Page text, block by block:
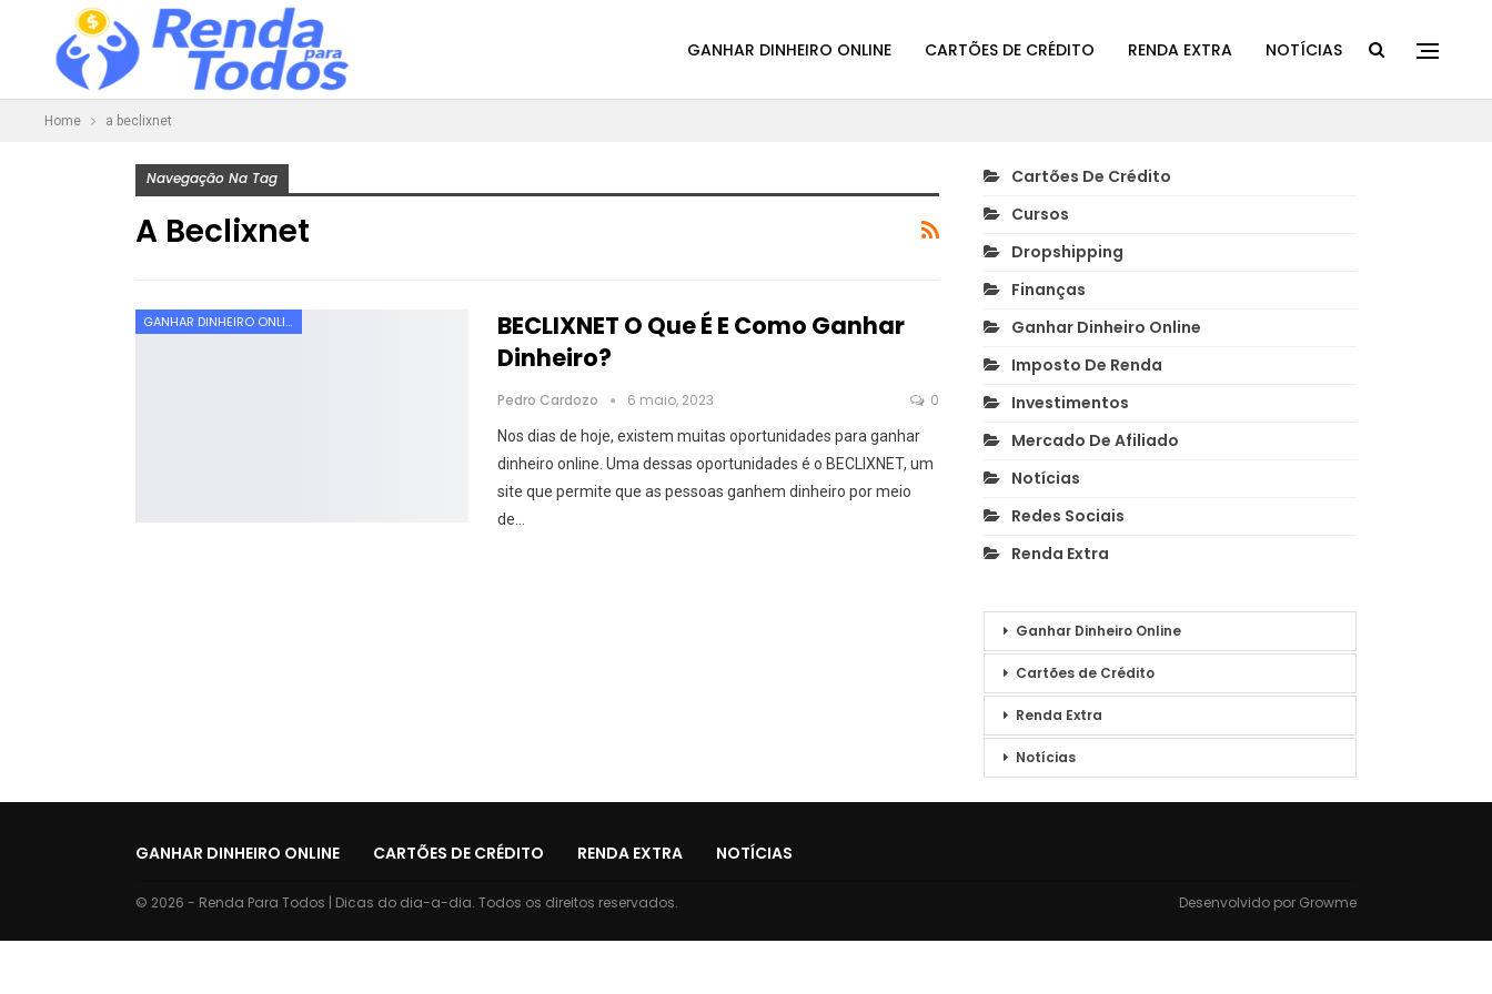
GANHAR DINHEIRO ONLINE CARTÕES DE CRÉDITO RENDA EXTRA NOTÍCIAS
Home a beclixnet
Navegação Na Tag
A Beclixnet
GANHAR DINHEIRO ONLINE
BECLIXNET O Que É E Como Ganhar
Dinheiro?
Pedro Cardozo 6 maio, 2023 0
Nos dias de hoje, existem muitas oportunidades para ganhar
dinheiro online. Uma dessas oportunidades é o BECLIXNET, um
site que permite que as pessoas ganhem dinheiro por meio
de…
Cartões De Crédito
Cursos
Dropshipping
Finanças
Ganhar Dinheiro Online
Imposto De Renda
Investimentos
Mercado De Afiliado
Notícias
Redes Sociais
Renda Extra
Ganhar Dinheiro Online
Cartões de Crédito
Renda Extra
Notícias
GANHAR DINHEIRO ONLINE CARTÕES DE CRÉDITO RENDA EXTRA NOTÍCIAS
© 2026 - Renda Para Todos | Dicas do dia-a-dia. Todos os direitos reservados. Desenvolvido por Growme